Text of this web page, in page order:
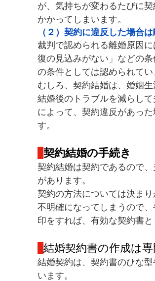
が、気持ちが変わるたびに
かかってしまいます。
（２）契約に違反した場合
裁判で認められる離婚原因
復の見込みがない」などの
の条件としては認められてい
むしろ、契約結婚は、婚姻
結婚後のトラブルを減らし
によって、契約違反があっ
す。
契約結婚の手続き
契約結婚は契約であるので
があります。
契約の方法については決ま
不明確になってしまうので
印をすれば、有効な契約書と
結婚契約書の作成は
結婚契約は、契約書のひな
います。